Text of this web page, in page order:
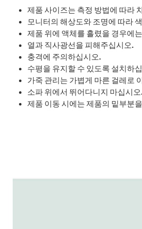
제품 사이즈는 측정 방법에 따라
모니터의 해상도와 조명에 따라
제품 위에 액체를 흘렸을 경우에
열과 직사광선을 피해주십시오.
충격에 주의하십시오.
수평을 유지할 수 있도록 설치하
가죽 관리는 가볍게 마른 걸레로
소파 위에서 뛰어다니지 마십시
제품 이동 시에는 제품의 밑부분